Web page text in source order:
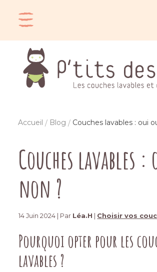
Accueil Blog Couches lavables : oui
Couches lavables :
non ?
14 Juin 2024 | Par Léa.H Choisir vos
Pourquoi opter pour les
lavables ?